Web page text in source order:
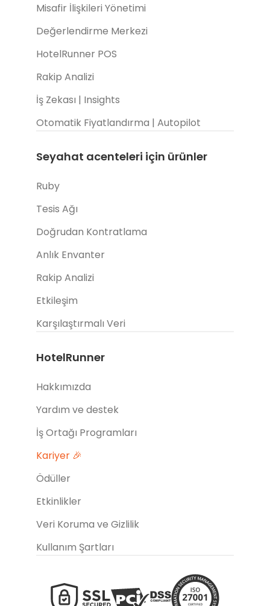
Misafir İlişkileri Yönetimi
Değerlendirme Merkezi
HotelRunner POS
Rakip Analizi
İş Zekası | Insights
Otomatik Fiyatlandırma | Autopilot
Seyahat acenteleri için ürünler
Ruby
Tesis Ağı
Doğrudan Kontratlama
Anlık Envanter
Rakip Analizi
Etkileşim
Karşılaştırmalı Veri
HotelRunner
Hakkımızda
Yardım ve destek
İş Ortağı Programları
Kariyer 🎉
Ödüller
Etkinlikler
Veri Koruma ve Gizlilik
Kullanım Şartları